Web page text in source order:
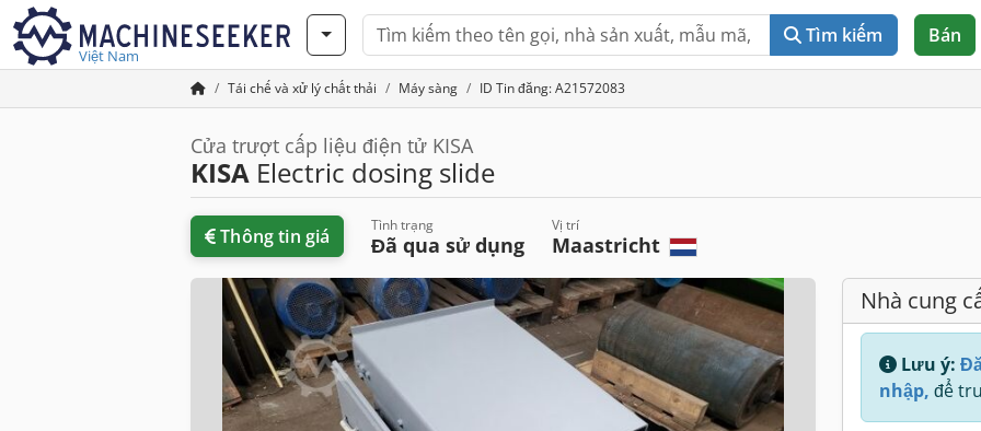
Việt Nam
Tìm kiếm Bán
Tái chế và xử lý chất thải Máy sàng ID Tin đăng: A21572083
Cửa trượt cấp liệu điện tử KISA
KISA Electric dosing slide
Thông tin giá Tình trạng
Đã qua sử dụng
Vị trí
Maastricht
Nhà cung
Lưu ý:
nhập, để